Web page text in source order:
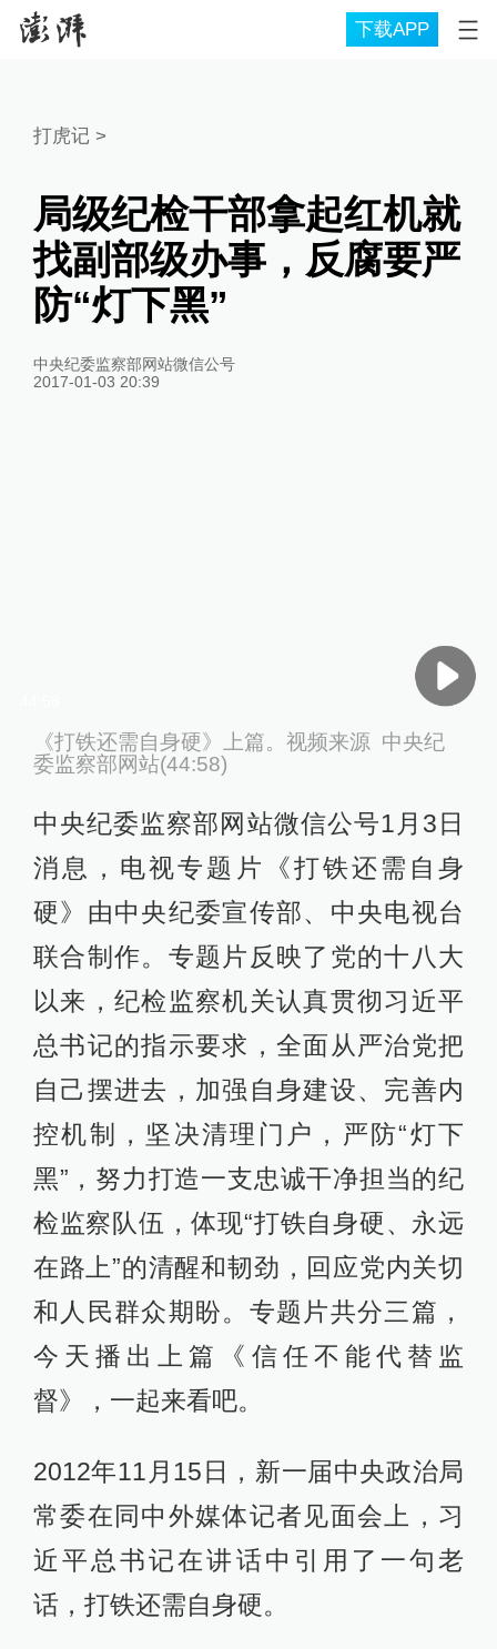
下载APP
打虎记>
局级纪检干部拿起红机就
找副部级办事，反腐要严
防“灯下黑”
中央纪委监察部网站微信公号
2017-01-03 20:39
《打铁还需自身硬》上篇。视频来源 中央纪
委监察部网站(44:58)
中央纪委监察部网站微信公号1月3日
消息，电视专题片《打铁还需自身
硬》由中央纪委宣传部、中央电视台
联合制作。专题片反映了党的十八大
以来，纪检监察机关认真贯彻习近平
总书记的指示要求，全面从严治党把
自己摆进去，加强自身建设、完善内
控机制，坚决清理门户，严防“灯下
黑”，努力打造一支忠诚干净担当的纪
检监察队伍，体现“打铁自身硬、永远
在路上”的清醒和韧劲，回应党内关切
和人民群众期盼。专题片共分三篇，
今天播出上篇《信任不能代替监
督》，一起来看吧。
2012年11月15日，新一届中央政治局
常委在同中外媒体记者见面会上，习
近平总书记在讲话中引用了一句老
话，打铁还需自身硬。